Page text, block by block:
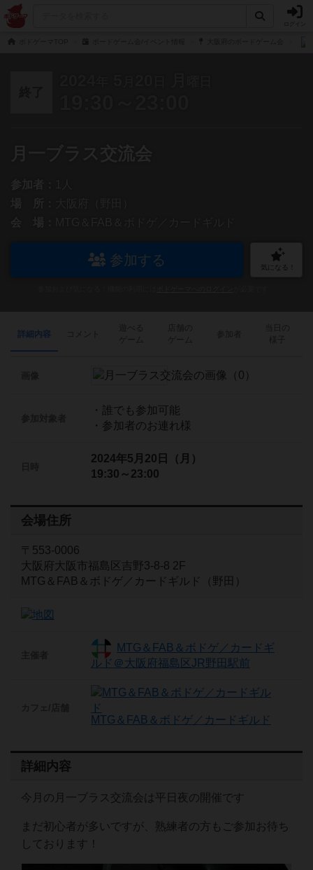
月一ブラス交流会
参加者：
場 所：
会 場：
参加する 気になる！
詳細内容
・誰でも参加可能
・参加者のお連れ様
2024年5月20日（月）
19:30～23:00
会場住所
〒553-0006
大阪府大阪市福島区吉野3-8-8 2F
MTG＆FAB＆ボドゲ／カードギルド（野田）
MTG＆FAB＆ボドゲ／カードギ
ルド＠大阪府福島区JR野田駅前
MTG＆FAB＆ボドゲ／カードギルド
詳細内容
今月の月一ブラス交流会は平日夜の開催です
まだ初心者が多いですが、熟練者の方もご参加お待ち
しております！